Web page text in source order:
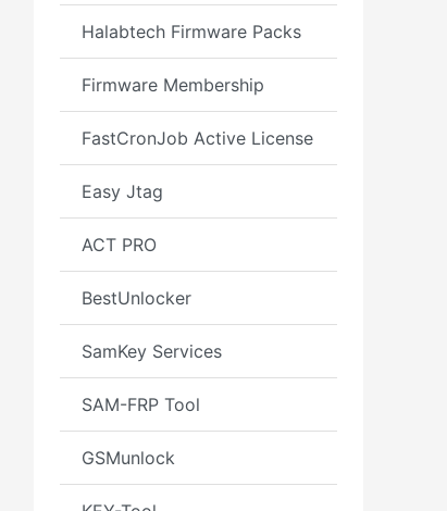
Halabtech Firmware Packs
Firmware Membership
FastCronJob Active License
Easy Jtag
ACT PRO
BestUnlocker
SamKey Services
SAM-FRP Tool
GSMunlock